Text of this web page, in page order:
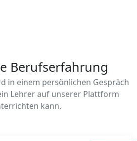
Berufserfahrung
in einem persönlichen Gespräch
Lehrer auf unserer Plattform
kann.